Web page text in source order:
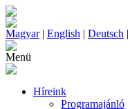
Magyar| English | Deutsch |
Menü
Híreink
Programajánló